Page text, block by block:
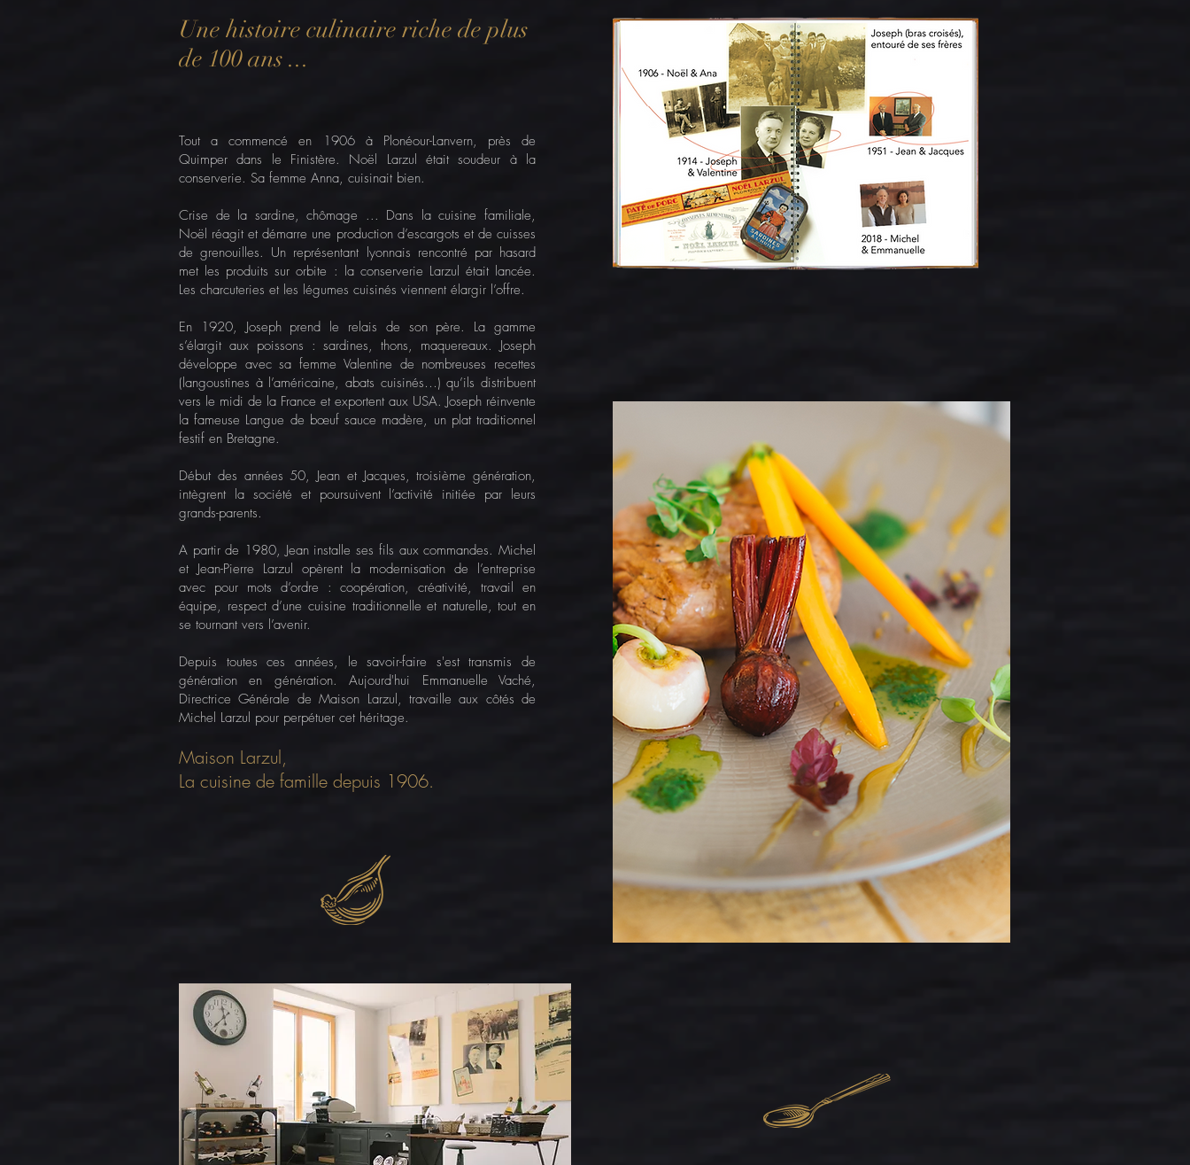
Une histoire culinaire riche de plus
de 100 ans ...
Tout a commencé en 1906 à Plonéour-Lanvern, près de
Quimper dans le Finistère. Noël Larzul était soudeur à la
conserverie. Sa femme Anna, cuisinait bien.
Crise de la sardine, chômage ... Dans la cuisine familiale,
Noël réagit et démarre une production d’escargots et de cuisses
de grenouilles. Un représentant lyonnais rencontré par hasard
met les produits sur orbite : la conserverie Larzul était lancée.
Les charcuteries et les légumes cuisinés viennent élargir l’offre.
En 1920, Joseph prend le relais de son père. La gamme
s’élargit aux poissons : sardines, thons, maquereaux. Joseph
développe avec sa femme Valentine de nombreuses recettes
(langoustines à l’américaine, abats cuisinés…) qu’ils distribuent
vers le midi de la France et exportent aux USA. Joseph réinvente
la fameuse Langue de bœuf sauce madère, un plat traditionnel
festif en Bretagne.
Début des années 50, Jean et Jacques, troisième génération,
intègrent la société et poursuivent l’activité initiée par leurs
grands-parents.
A partir de 1980, Jean installe ses fils aux commandes. Michel
et Jean-Pierre Larzul opèrent la modernisation de l’entreprise
avec pour mots d’ordre : coopération, créativité, travail en
équipe, respect d’une cuisine traditionnelle et naturelle, tout en
se tournant vers l’avenir.
Depuis toutes ces années, le savoir-faire s'est transmis de
génération en génération. Aujourd'hui Emmanuelle Vaché,
Directrice Générale de Maison Larzul, travaille aux côtés de
Michel Larzul pour perpétuer cet héritage.
Maison Larzul,
La cuisine de famille depuis 1906.